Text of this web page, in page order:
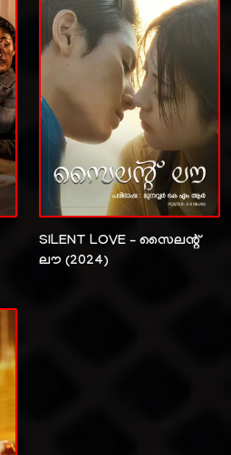
SILENT LOVE – സൈലന്റ്
ലൗ (2024)